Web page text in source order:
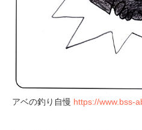
アベの釣り自慢 https://www.bss-